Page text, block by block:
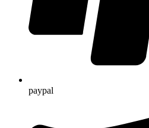
paypal